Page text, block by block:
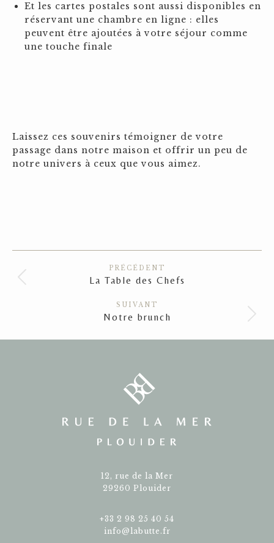
Et les cartes postales sont aussi disponibles en
réservant une chambre en ligne : elles
peuvent être ajoutées à votre séjour comme
une touche finale
Laissez ces souvenirs témoigner de votre
passage dans notre maison et offrir un peu de
notre univers à ceux que vous aimez.
article
PRÉCÉDENT
Article
:
La Table des Chefs
SUIVANT
Article
Notre brunch
12, rue de la Mer
29260 Plouider
+33 2 98 25 40 54
info@labutte.fr